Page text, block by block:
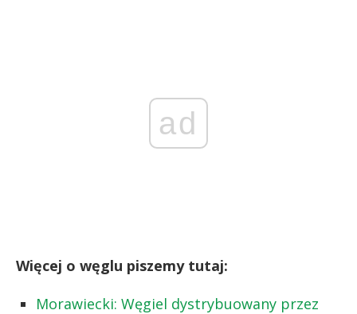
ad
Więcej o węglu piszemy tutaj:
Morawiecki: Węgiel dystrybuowany przez